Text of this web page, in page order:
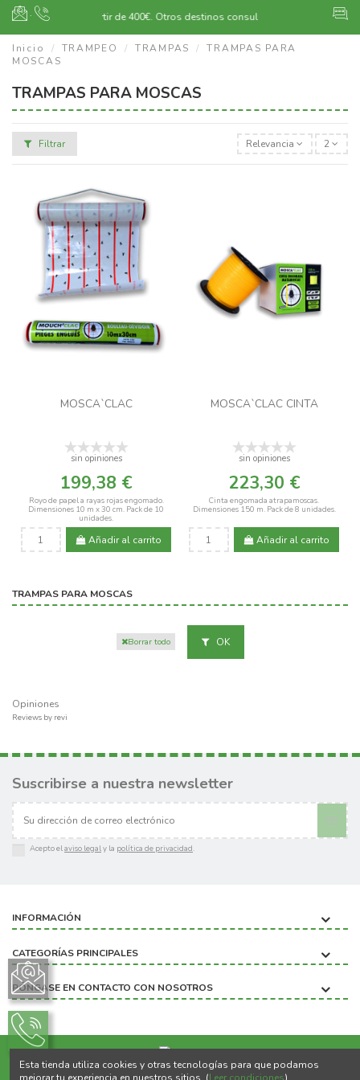
·
Envío gratuito a partir de 400€. Otros destinos consultar
Inicio TRAMPEO TRAMPAS
TRAMPAS PARA
MOSCAS
TRAMPAS PARA MOSCAS
Filtrar Relevancia 2
MOSCA`CLAC
sin opiniones
199,38 €
Royo de papel a rayas rojas engomado.
Dimensiones 10 m x 30 cm. Pack de 10
unidades.
Añadir al carrito
MOSCA`CLAC CINTA
sin opiniones
223,30 €
Cinta engomada atrapamoscas.
Dimensiones 150 m. Pack de 8 unidades.
Añadir al carrito
TRAMPAS PARA MOSCAS
Borrar todo OK
Opiniones
Reviews by revi
Suscribirse a nuestra newsletter
Acepto elaviso legaly la política de privacidad.
INFORMACIÓN
CATEGORÍAS PRINCIPALES
PÓNGASE EN CONTACTO CON NOSOTROS
Copyright ©2020 BIOBICHO
Esta tienda utiliza cookies y otras tecnologías para que podamos